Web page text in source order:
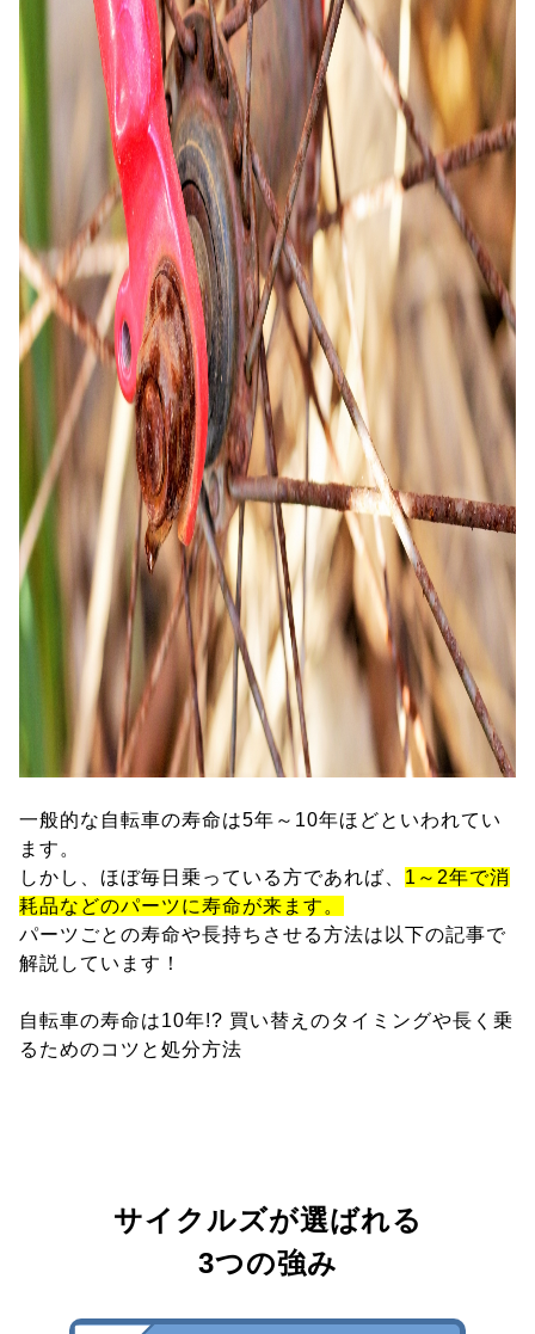
一般的な自転車の寿命は5年～10年ほどといわれてい
ます。
しかし、ほぼ毎日乗っている方であれば、 1～2年で消
耗品などのパーツに寿命が来ます。
パーツごとの寿命や長持ちさせる方法は以下の記事で
解説しています！
自転車の寿命は10年!? 買い替えのタイミングや長く乗
るためのコツと処分方法
サイクルズが選ばれる
3つの強み